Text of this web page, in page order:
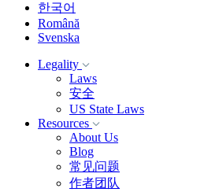
한국어
Română
Svenska
Legality
Laws
安全
US State Laws
Resources
About Us
Blog
常见问题
作者团队